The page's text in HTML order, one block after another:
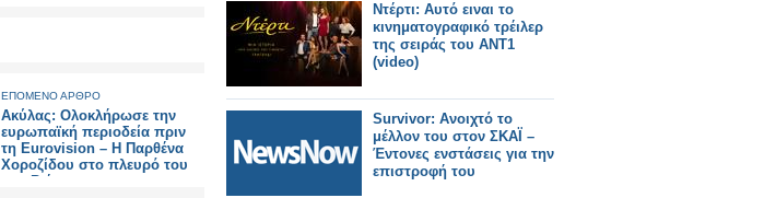
ΕΠΟΜΕΝΟ ΑΡΘΡΟ
Ακύλας: Ολοκλήρωσε την
ευρωπαϊκή περιοδεία πριν
τη Eurovision – Η Παρθένα
Χοροζίδου στο πλευρό του
στη Βιέννη
Ντέρτι: Αυτό ειναι το
κινηματογραφικό τρέιλερ
της σειράς του ΑΝΤ1
(video)
Survivor: Ανοιχτό το
μέλλον του στον ΣΚΑΪ –
Έντονες ενστάσεις για την
επιστροφή του